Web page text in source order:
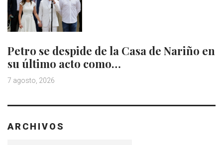
Petro se despide de la Casa de Nariño en
su último acto como…
7 agosto, 2026
ARCHIVOS